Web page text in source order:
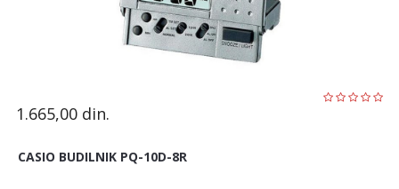
1.665,00 din.
CASIO BUDILNIK PQ-10D-8R